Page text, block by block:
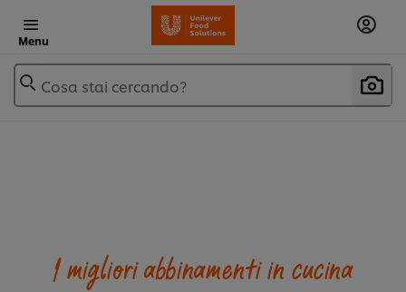
Menu
Cosa stai cercando?
I migliori abbinamenti in cucina